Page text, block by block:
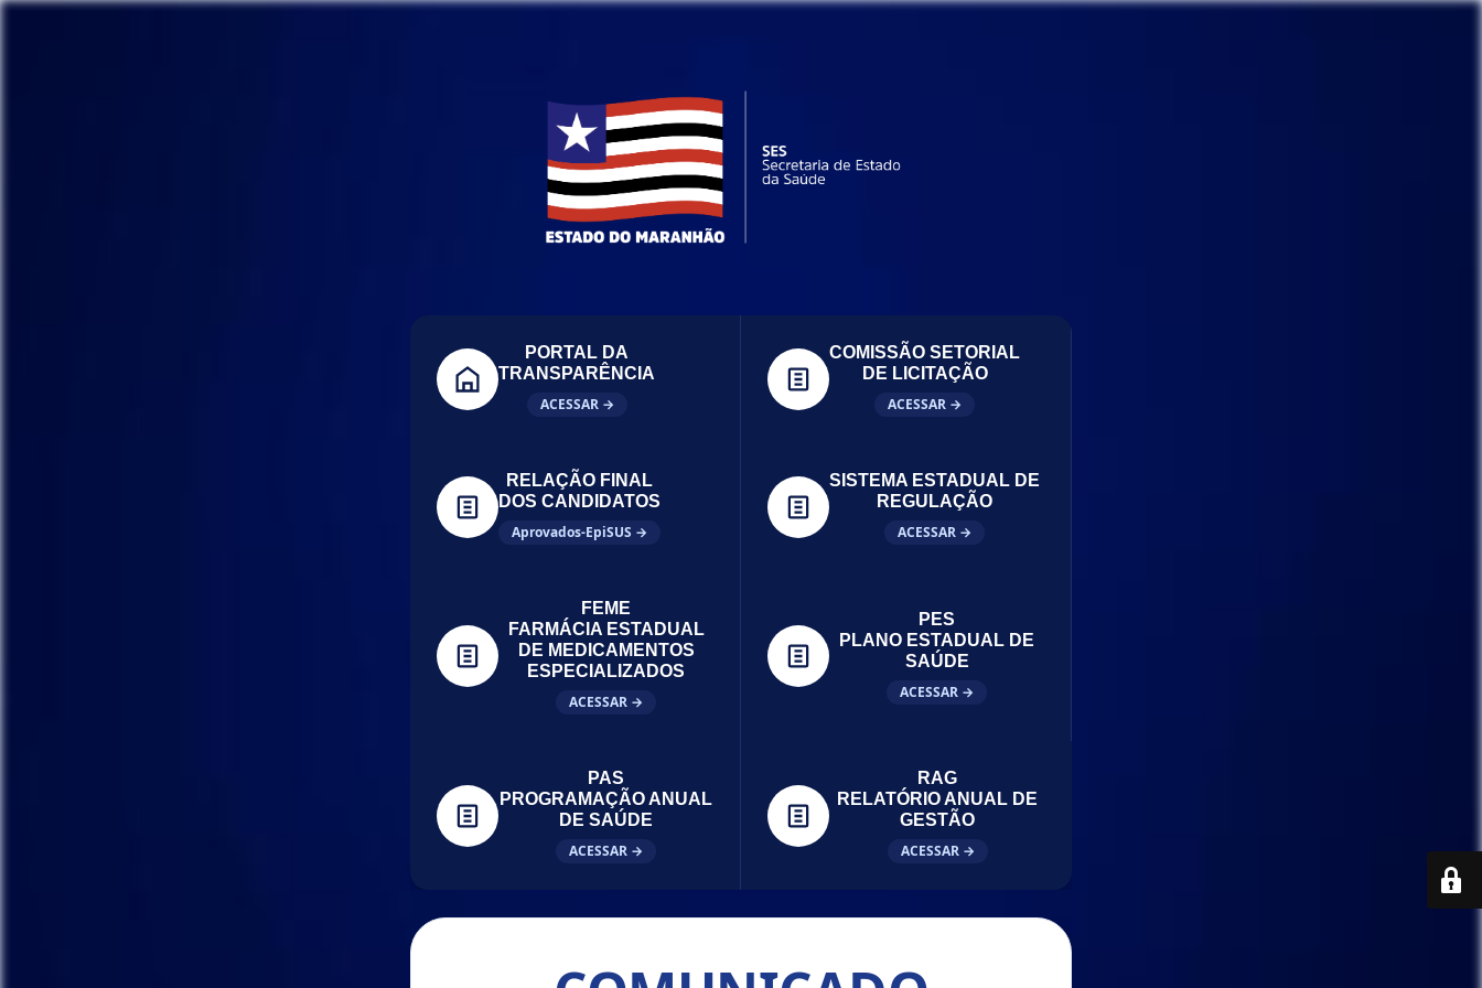
PORTAL DA
TRANSPARÊNCIA
ACESSAR →
COMISSÃO SETORIAL
DE LICITAÇÃO
ACESSAR →
RELAÇÃO FINAL
DOS CANDIDATOS
Aprovados-EpiSUS →
SISTEMA ESTADUAL DE
REGULAÇÃO
ACESSAR →
FEME
FARMÁCIA ESTADUAL
DE MEDICAMENTOS
ESPECIALIZADOS
ACESSAR →
PES
PLANO ESTADUAL DE
SAÚDE
ACESSAR →
PAS
PROGRAMAÇÃO ANUAL
DE SAÚDE
ACESSAR →
RAG
RELATÓRIO ANUAL DE
GESTÃO
ACESSAR →